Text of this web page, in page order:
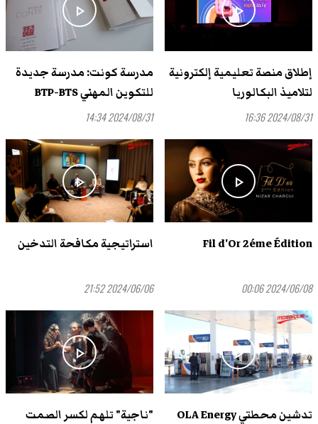
play_arrow
إطلاق منصة تعليمية إلكترونية
لتلاميذ البكالوريا
2024/08/31 16:36
play_arrow
مدرسة كونت: مدرسة جديدة
للتكوين المهني BTP-BTS
2024/08/31 14:34
play_arrow
Fil d'Or 2éme Édition
2024/06/08 00:06
play_arrow
استراتيجية مكافحة التدخين
2024/06/06 21:52
play_arrow
تدشين محطتي OLA Energy
play_arrow
"ناجية" تلهم لكسر الصمت